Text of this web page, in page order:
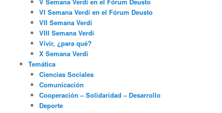
VI Semana Verdi en el Fórum Deusto
VII Semana Verdi
VIII Semana Verdi
Vivir, ¿para qué?
X Semana Verdi
Temática
Ciencias Sociales
Comunicación
Cooperación – Solidaridad – Desarrollo
Deporte